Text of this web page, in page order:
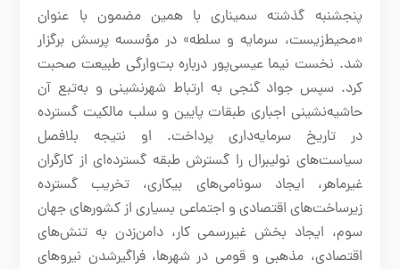
پنجشنبه گذشته سمیناری با همین مضمون با عنوان
«محیط‌زیست، سرمایه و سلطه» در مؤسسه پرسش برگزار
شد. نخست نیما عیسی‌پور درباره بت‌وار‌گی طبیعت صحبت
کرد. سپس جواد گنجی به ارتباط شهرنشینی و به‌تبع آن
حاشیه‌نشینی اجباری طبقات پایین و سلب مالکیت گسترده
در تاریخ سرمایه‌داری پرداخت. او نتیجه‌ بلافصل
سیاست‌های نولیبرال را گسترش طبقه‌ گسترده‌ای از کارگران
غیرماهر، ایجاد سونامی‌های بیکاری، تخریب گسترده‌
زیرساخت‌های اقتصادی و اجتماعی بسیاری از کشورهای جهان
سوم، ایجاد بخش غیررسمی کار، دامن‌زدن به تنش‌های
اقتصادی، مذهبی و قومی در شهرها، فراگیرشدن نیروهای